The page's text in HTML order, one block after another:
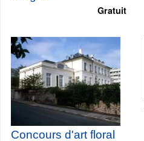
Gratuit
Concours d'art floral